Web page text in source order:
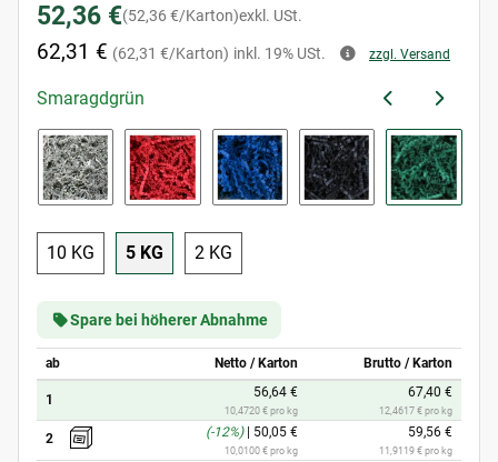
52,36 €(52,36 €/Karton)exkl. USt.
62,31 € (62,31 €/Karton) inkl. 19% USt. zzgl. Versand
Smaragdgrün
10 KG 10 KG5 KG 5 KG2 KG
Spare bei höherer Abnahme
ab Netto / Karton Brutto / Karton
1 56,64 €
10,4720 € pro kg
67,40 €
12,4617 € pro kg
2 (-12%) | 50,05 €
10,0100 € pro kg
59,56 €
11,9119 € pro kg